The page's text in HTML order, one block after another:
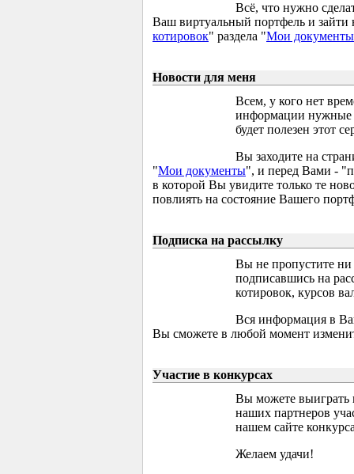
Всё, что нужно
Ваш виртуальный портфель и зайти
котировок" раздела "Мои документы
Новости для меня
Всем, у кого нет
информации нужные
будет полезен этот
Вы заходите на
"Мои документы", и перед Вами -
в которой Вы увидите только те
повлиять на состояние Вашего
Подписка на рассылку
Вы не пропустите
подписавшись на
котировок, курсов
Вся информация в
Вы сможете в любой момент
Участие в конкурсах
Вы можете выиграть
наших партнеров
нашем сайте
Желаем удачи!